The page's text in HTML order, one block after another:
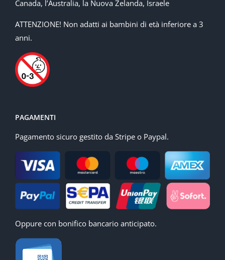
Canada, l’Australia, la Nuova Zelanda, Israele
ATTENZIONE! Non adatti ai bambini di età inferiore a 3
anni.
PAGAMENTI
Pagamento sicuro gestito da Stripe o Paypal.
Oppure con bonifico bancario anticipato.